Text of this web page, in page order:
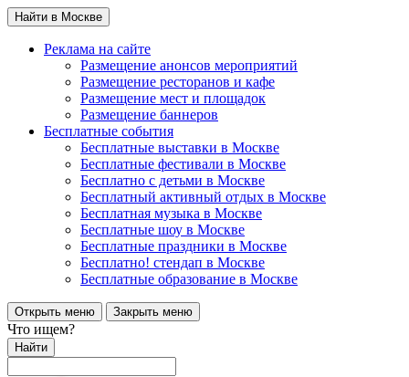
Найти в Москве
Реклама на сайте
Размещение анонсов мероприятий
Размещение ресторанов и кафе
Размещение мест и площадок
Размещение баннеров
Бесплатные события
Бесплатные выставки в Москве
Бесплатные фестивали в Москве
Бесплатно с детьми в Москве
Бесплатный активный отдых в Москве
Бесплатная музыка в Москве
Бесплатные шоу в Москве
Бесплатные праздники в Москве
Бесплатно! стендап в Москве
Бесплатные образование в Москве
Открыть меню Закрыть меню
Что ищем?
Найти